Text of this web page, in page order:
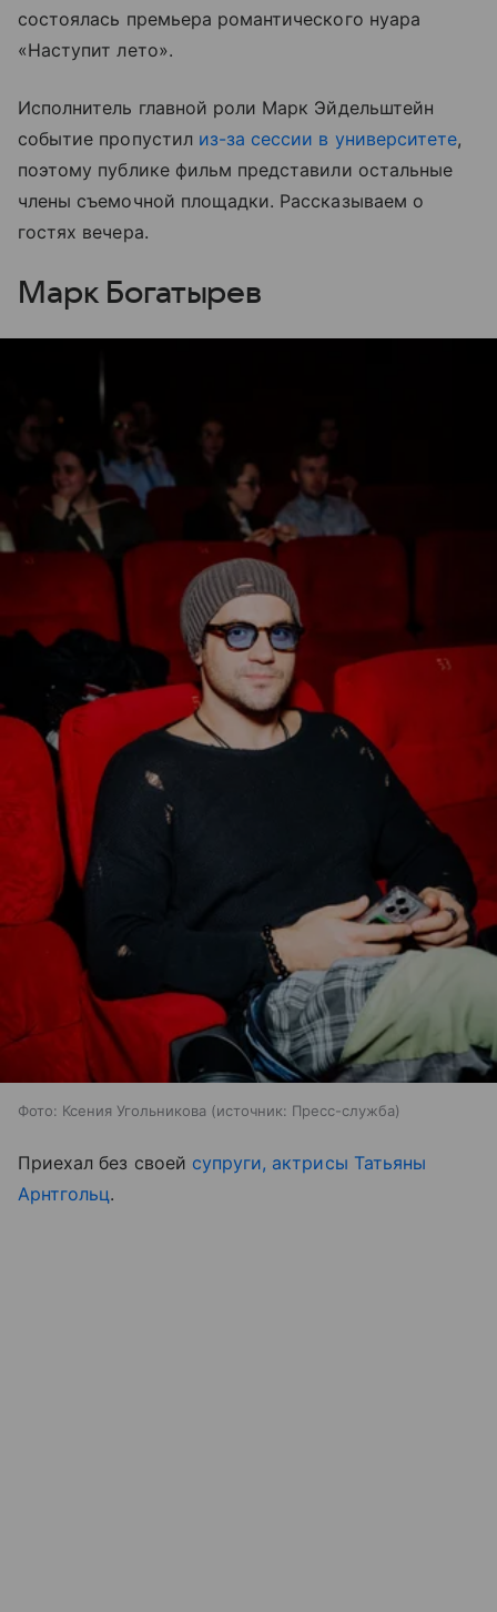
состоялась премьера романтического нуара
«Наступит лето».
Исполнитель главной роли Марк Эйдельштейн
событие пропустил из-за сессии в университете,
поэтому публике фильм представили остальные
члены съемочной площадки. Рассказываем о
гостях вечера.
Марк Богатырев
Фото: Ксения Угольникова источник: Пресс-служба
Приехал без своей супруги, актрисы Татьяны
Арнтгольц.